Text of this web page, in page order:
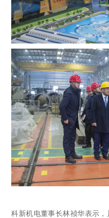
科新机电董事长林祯华表示，